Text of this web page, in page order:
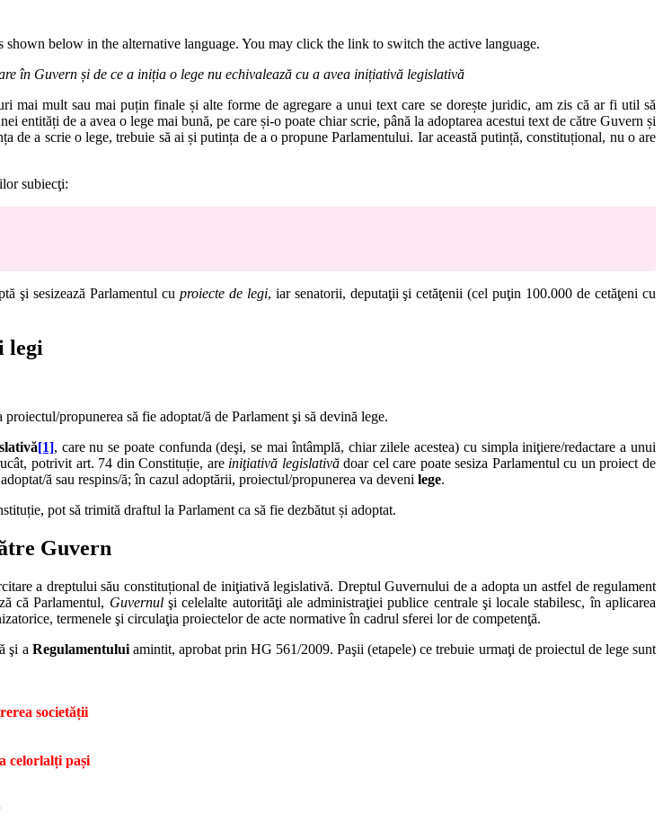
shown below in the alternative language. You may click the link to switch the active language.
în Guvern și de ce a iniția o lege nu echivalează cu a avea inițiativă legislativă
mai mult sau mai puțin finale și alte forme de agregare a unui text care se dorește juridic, am zis că ar fi util să
entități de a avea o lege mai bună, pe care și-o poate chiar scrie, până la adoptarea acestui text de către Guvern și
a scrie o lege, trebuie să ai și putința de a o propune Parlamentului. Iar această putință, constituțional, nu o are
subiecţi:
şi sesizează Parlamentul cu proiecte de legi, iar senatorii, deputaţii şi cetăţenii (cel puţin 100.000 de cetăţeni cu
legi
proiectul/propunerea să fie adoptat/ă de Parlament şi să devină lege.
[1], care nu se poate confunda (deşi, se mai întâmplă, chiar zilele acestea) cu simpla iniţiere/redactare a unui
potrivit art. 74 din Constituție, are iniţiativă legislativădoar cel care poate sesiza Parlamentul cu un proiect de
ă sau respins/ă; în cazul adoptării, proiectul/propunerea va deveni lege.
pot să trimită draftul la Parlament ca să fie dezbătut și adoptat.
Guvern
a dreptului său constituțional de iniţiativă legislativă. Dreptul Guvernului de a adopta un astfel de regulament
că Parlamentul, Guvernulşi celelalte autorităţi ale administraţiei publice centrale şi locale stabilesc, în aplicarea
termenele şi circulaţia proiectelor de acte normative în cadrul sferei lor de competenţă.
şi a Regulamentuluiamintit, aprobat prin HG 561/2009. Paşii (etapele) ce trebuie urmaţi de proiectul de lege sunt
societății
celorlalți pași